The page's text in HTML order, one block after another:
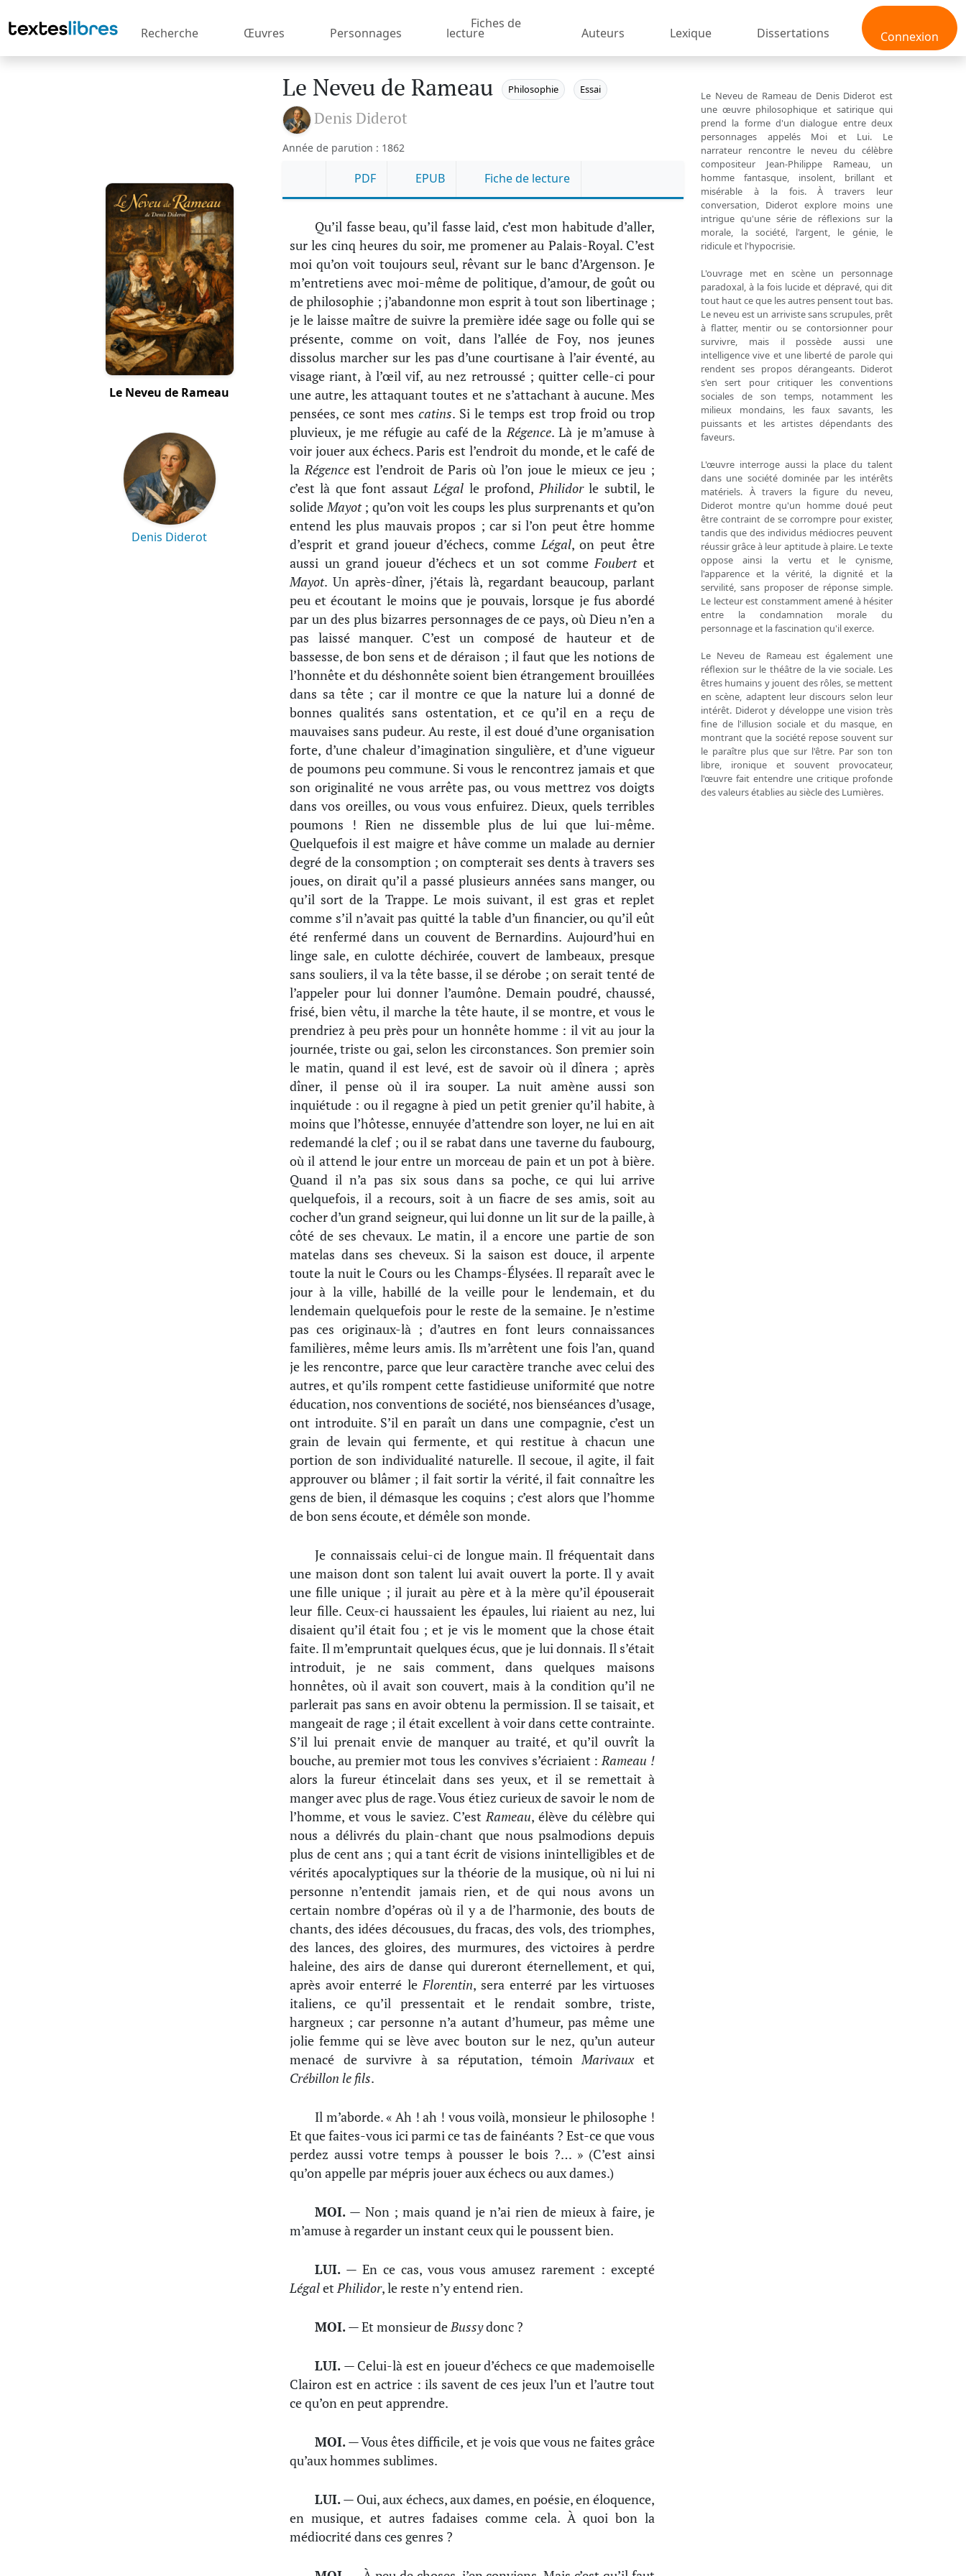
Connexion
Recherche Œuvres Personnages
Fiches de
lecture Auteurs Lexique Dissertations
Le Neveu de Rameau
Denis Diderot
Le Neveu de Rameau Philosophie Essai
Denis Diderot
Année de parution : 1862
PDF EPUB Fiche de lecture
Qu’il fasse beau, qu’il fasse laid, c’est mon habitude d’aller,
sur les cinq heures du soir, me promener au Palais-Royal. C’est
moi qu’on voit toujours seul, rêvant sur le banc d’Argenson. Je
m’entretiens avec moi-même de politique, d’amour, de goût ou
de philosophie ; j’abandonne mon esprit à tout son libertinage ;
je le laisse maître de suivre la première idée sage ou folle qui se
présente, comme on voit, dans l’allée de Foy, nos jeunes
dissolus marcher sur les pas d’une courtisane à l’air éventé, au
visage riant, à l’œil vif, au nez retroussé ; quitter celle-ci pour
une autre, les attaquant toutes et ne s’attachant à aucune. Mes
pensées, ce sont mes catins. Si le temps est trop froid ou trop
pluvieux, je me réfugie au café de laRégence. Là je m’amuse à
voir jouer aux échecs. Paris est l’endroit du monde, et le café de
laRégenceest l’endroit de Paris où l’on joue le mieux ce jeu ;
c’est là que font assautLégal le profond,Philidorle subtil, le
solideMayot ; qu’on voit les coups les plus surprenants et qu’on
entend les plus mauvais propos ; car si l’on peut être homme
d’esprit et grand joueur d’échecs, commeLégal, on peut être
aussi un grand joueur d’échecs et un sot commeFoubertet
Mayot. Un après-dîner, j’étais là, regardant beaucoup, parlant
peu et écoutant le moins que je pouvais, lorsque je fus abordé
par un des plus bizarres personnages de ce pays, où Dieu n’en a
pas laissé manquer. C’est un composé de hauteur et de
bassesse, de bon sens et de déraison ; il faut que les notions de
l’honnête et du déshonnête soient bien étrangement brouillées
dans sa tête ; car il montre ce que la nature lui a donné de
bonnes qualités sans ostentation, et ce qu’il en a reçu de
mauvaises sans pudeur. Au reste, il est doué d’une organisation
forte, d’une chaleur d’imagination singulière, et d’une vigueur
de poumons peu commune. Si vous le rencontrez jamais et que
son originalité ne vous arrête pas, ou vous mettrez vos doigts
dans vos oreilles, ou vous vous enfuirez. Dieux, quels terribles
poumons ! Rien ne dissemble plus de lui que lui-même.
Quelquefois il est maigre et hâve comme un malade au dernier
degré de la consomption ; on compterait ses dents à travers ses
joues, on dirait qu’il a passé plusieurs années sans manger, ou
qu’il sort de la Trappe. Le mois suivant, il est gras et replet
comme s’il n’avait pas quitté la table d’un financier, ou qu’il eût
été renfermé dans un couvent de Bernardins. Aujourd’hui en
linge sale, en culotte déchirée, couvert de lambeaux, presque
sans souliers, il va la tête basse, il se dérobe ; on serait tenté de
l’appeler pour lui donner l’aumône. Demain poudré, chaussé,
frisé, bien vêtu, il marche la tête haute, il se montre, et vous le
prendriez à peu près pour un honnête homme : il vit au jour la
journée, triste ou gai, selon les circonstances. Son premier soin
le matin, quand il est levé, est de savoir où il dînera ; après
dîner, il pense où il ira souper. La nuit amène aussi son
inquiétude : ou il regagne à pied un petit grenier qu’il habite, à
moins que l’hôtesse, ennuyée d’attendre son loyer, ne lui en ait
redemandé la clef ; ou il se rabat dans une taverne du faubourg,
où il attend le jour entre un morceau de pain et un pot à bière.
Quand il n’a pas six sous dans sa poche, ce qui lui arrive
quelquefois, il a recours, soit à un fiacre de ses amis, soit au
cocher d’un grand seigneur, qui lui donne un lit sur de la paille, à
côté de ses chevaux. Le matin, il a encore une partie de son
matelas dans ses cheveux. Si la saison est douce, il arpente
toute la nuit le Cours ou les Champs-Élysées. Il reparaît avec le
jour à la ville, habillé de la veille pour le lendemain, et du
lendemain quelquefois pour le reste de la semaine. Je n’estime
pas ces originaux-là ; d’autres en font leurs connaissances
familières, même leurs amis. Ils m’arrêtent une fois l’an, quand
je les rencontre, parce que leur caractère tranche avec celui des
autres, et qu’ils rompent cette fastidieuse uniformité que notre
éducation, nos conventions de société, nos bienséances d’usage,
ont introduite. S’il en paraît un dans une compagnie, c’est un
grain de levain qui fermente, et qui restitue à chacun une
portion de son individualité naturelle. Il secoue, il agite, il fait
approuver ou blâmer ; il fait sortir la vérité, il fait connaître les
gens de bien, il démasque les coquins ; c’est alors que l’homme
de bon sens écoute, et démêle son monde.
Je connaissais celui-ci de longue main. Il fréquentait dans
une maison dont son talent lui avait ouvert la porte. Il y avait
une fille unique ; il jurait au père et à la mère qu’il épouserait
leur fille. Ceux-ci haussaient les épaules, lui riaient au nez, lui
disaient qu’il était fou ; et je vis le moment que la chose était
faite. Il m’empruntait quelques écus, que je lui donnais. Il s’était
introduit, je ne sais comment, dans quelques maisons
honnêtes, où il avait son couvert, mais à la condition qu’il ne
parlerait pas sans en avoir obtenu la permission. Il se taisait, et
mangeait de rage ; il était excellent à voir dans cette contrainte.
S’il lui prenait envie de manquer au traité, et qu’il ouvrît la
bouche, au premier mot tous les convives s’écriaient :Rameau !
alors la fureur étincelait dans ses yeux, et il se remettait à
manger avec plus de rage. Vous étiez curieux de savoir le nom de
l’homme, et vous le saviez. C’estRameau, élève du célèbre qui
nous a délivrés du plain-chant que nous psalmodions depuis
plus de cent ans ; qui a tant écrit de visions inintelligibles et de
vérités apocalyptiques sur la théorie de la musique, où ni lui ni
personne n’entendit jamais rien, et de qui nous avons un
certain nombre d’opéras où il y a de l’harmonie, des bouts de
chants, des idées décousues, du fracas, des vols, des triomphes,
des lances, des gloires, des murmures, des victoires à perdre
haleine, des airs de danse qui dureront éternellement, et qui,
après avoir enterré leFlorentin, sera enterré par les virtuoses
italiens, ce qu’il pressentait et le rendait sombre, triste,
hargneux ; car personne n’a autant d’humeur, pas même une
jolie femme qui se lève avec bouton sur le nez, qu’un auteur
menacé de survivre à sa réputation, témoinMarivaux et
Crébillon le fils.
Il m’aborde. « Ah ! ah ! vous voilà, monsieur le philosophe !
Et que faites-vous ici parmi ce tas de fainéants ? Est-ce que vous
perdez aussi votre temps à pousser le bois ?… » (C’est ainsi
qu’on appelle par mépris jouer aux échecs ou aux dames.)
MOI. — Non ; mais quand je n’ai rien de mieux à faire, je
m’amuse à regarder un instant ceux qui le poussent bien.
LUI. — En ce cas, vous vous amusez rarement : excepté
LégaletPhilidor, le reste n’y entend rien.
MOI.— Et monsieur deBussydonc ?
LUI. — Celui-là est en joueur d’échecs ce que mademoiselle
Clairon est en actrice : ils savent de ces jeux l’un et l’autre tout
ce qu’on en peut apprendre.
MOI.— Vous êtes difficile, et je vois que vous ne faites grâce
qu’aux hommes sublimes.
LUI.— Oui, aux échecs, aux dames, en poésie, en éloquence,
en musique, et autres fadaises comme cela. À quoi bon la
médiocrité dans ces genres ?
Le Neveu de Rameau de Denis Diderot est
une œuvre philosophique et satirique qui
prend la forme d'un dialogue entre deux
personnages appelés Moi et Lui. Le
narrateur rencontre le neveu du célèbre
compositeur Jean-Philippe Rameau, un
homme fantasque, insolent, brillant et
misérable à la fois. À travers leur
conversation, Diderot explore moins une
intrigue qu'une série de réflexions sur la
morale, la société, l'argent, le génie, le
ridicule et l'hypocrisie.
L'ouvrage met en scène un personnage
paradoxal, à la fois lucide et dépravé, qui dit
tout haut ce que les autres pensent tout bas.
Le neveu est un arriviste sans scrupules, prêt
à flatter, mentir ou se contorsionner pour
survivre, mais il possède aussi une
intelligence vive et une liberté de parole qui
rendent ses propos dérangeants. Diderot
s'en sert pour critiquer les conventions
sociales de son temps, notamment les
milieux mondains, les faux savants, les
puissants et les artistes dépendants des
faveurs.
L'œuvre interroge aussi la place du talent
dans une société dominée par les intérêts
matériels. À travers la figure du neveu,
Diderot montre qu'un homme doué peut
être contraint de se corrompre pour exister,
tandis que des individus médiocres peuvent
réussir grâce à leur aptitude à plaire. Le texte
oppose ainsi la vertu et le cynisme,
l'apparence et la vérité, la dignité et la
servilité, sans proposer de réponse simple.
Le lecteur est constamment amené à hésiter
entre la condamnation morale du
personnage et la fascination qu'il exerce.
Le Neveu de Rameau est également une
réflexion sur le théâtre de la vie sociale. Les
êtres humains y jouent des rôles, se mettent
en scène, adaptent leur discours selon leur
intérêt. Diderot y développe une vision très
fine de l'illusion sociale et du masque, en
montrant que la société repose souvent sur
le paraître plus que sur l'être. Par son ton
libre, ironique et souvent provocateur,
l'œuvre fait entendre une critique profonde
des valeurs établies au siècle des Lumières.